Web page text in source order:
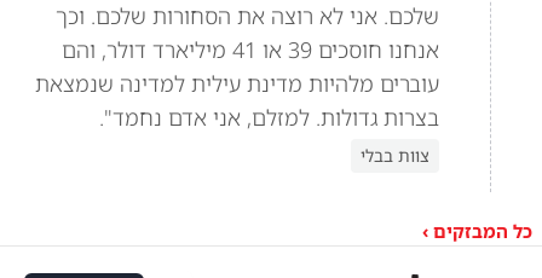
שלכם. אני לא רוצה את הסחורות שלכם. וכך
אנחנו חוסכים 39 או 41 מיליארד דולר, והם
עוברים מלהיות מדינת עילית למדינה שנמצאת
בצרות גדולות. למזלם, אני אדם נחמד".
צוות בבלי
כל המבזקים ›